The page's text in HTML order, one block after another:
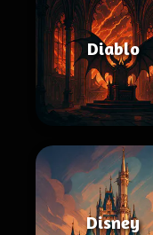
Diablo
Disney